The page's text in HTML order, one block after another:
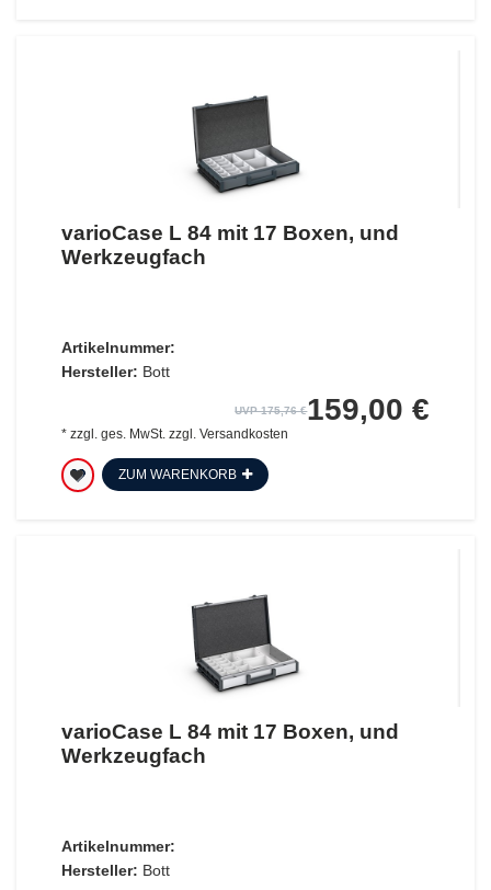
varioCase L 84 mit 17 Boxen, und
Werkzeugfach
Artikelnummer:
Hersteller: Bott
UVP 175,76 €159,00 €
* zzgl. ges. MwSt. zzgl. Versandkosten
ZUM WARENKORB
varioCase L 84 mit 17 Boxen, und
Werkzeugfach
Artikelnummer:
Hersteller: Bott